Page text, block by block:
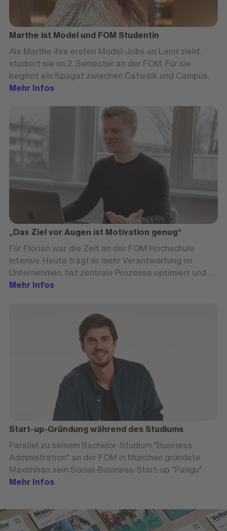
Marthe ist Model und FOM Studentin
Als Marthe ihre ersten Model-Jobs an Land zieht,
studiert sie im 2. Semester an der FOM. Für sie
beginnt ein Spagat zwischen Catwalk und Campus.
Mehr Infos
„Das Ziel vor Augen ist Motivation genug“
Für Florian war die Zeit an der FOM Hochschule
intensiv. Heute trägt er mehr Verantwortung im
Unternehmen, hat zentrale Prozesse optimiert und
konnte durch seine Master-Arbeit eine
Mehr Infos
Start-up-Gründung während des Studiums
Parallel zu seinem Bachelor-Studium "Business
Administration" an der FOM in München gründete
Maximilian sein Social-Business-Start-up "Pangu".
Mehr Infos